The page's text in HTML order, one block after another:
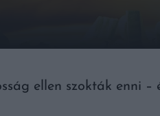
ellen szokták enni –